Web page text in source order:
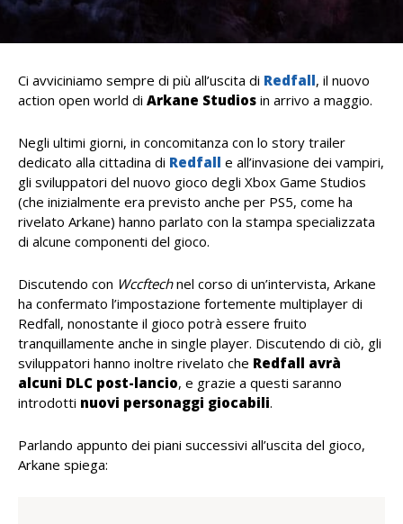
Ci avviciniamo sempre di più all’uscita di Redfall, il nuovo
action open world di Arkane Studios in arrivo a maggio.
Negli ultimi giorni, in concomitanza con lo story trailer
dedicato alla cittadina di Redfall e all’invasione dei vampiri,
gli sviluppatori del nuovo gioco degli Xbox Game Studios
(che inizialmente era previsto anche per PS5, come ha
rivelato Arkane) hanno parlato con la stampa specializzata
di alcune componenti del gioco.
Discutendo con Wccftechnel corso di un’intervista, Arkane
ha confermato l’impostazione fortemente multiplayer di
Redfall, nonostante il gioco potrà essere fruito
tranquillamente anche in single player. Discutendo di ciò, gli
sviluppatori hanno inoltre rivelato che Redfall avrà
alcuni DLC post-lancio, e grazie a questi saranno
introdotti nuovi personaggi giocabili.
Parlando appunto dei piani successivi all’uscita del gioco,
Arkane spiega: